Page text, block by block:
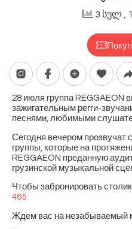
3 სულ ,
28 июля группа REGGAEON
зажигательным регги-
песнями, любимыми
Сегодня вечером прозвучат
группы, которые на
REGGAEON преданную
грузинской музыкальной
Чтобы забронировать
465
Ждем вас на незабываемый